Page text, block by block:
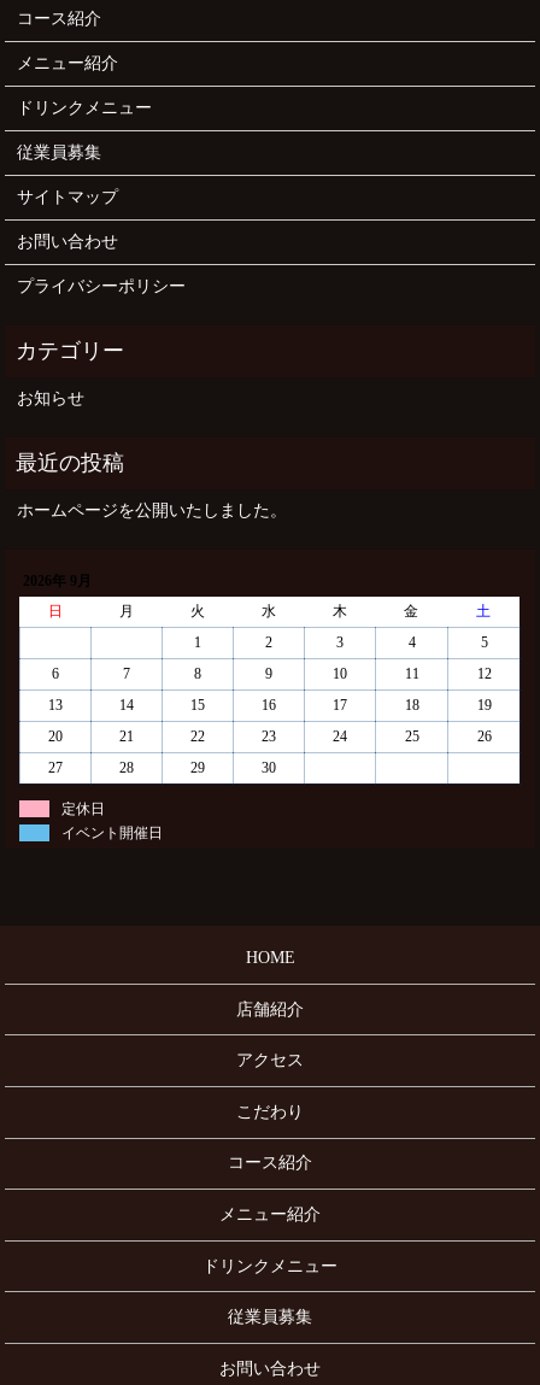
コース紹介
メニュー紹介
ドリンクメニュー
従業員募集
サイトマップ
お問い合わせ
プライバシーポリシー
お知らせ
ホームページを公開いたしました。
2026年 9月
日
月 火 水 木 金
土
1
2 3 4
5
6
7 8 9 10 11
12
13
14 15 16 17 18
19
20
21 22 23 24 25
26
27
28 29 30
定休日
イベント開催日
HOME
店舗紹介
アクセス
こだわり
コース紹介
メニュー紹介
ドリンクメニュー
従業員募集
お問い合わせ